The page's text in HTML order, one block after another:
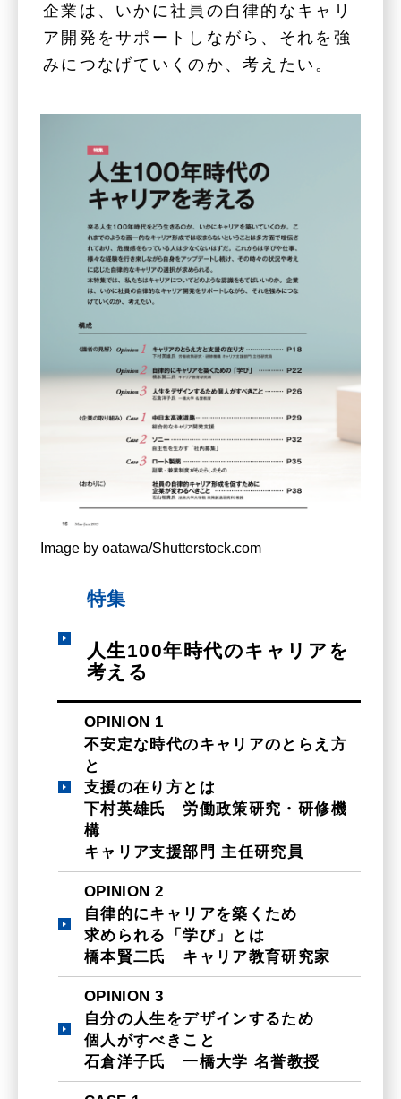
企業は、いかに社員の自律的なキャリ
ア開発をサポートしながら、それを強
みにつなげていくのか、考えたい。
Image by oatawa/Shutterstock.com
特集
人生100年時代のキャリアを
考える
OPINION 1
不安定な時代のキャリアのとらえ方
と
支援の在り方とは
下村英雄氏 労働政策研究・研修機
構
キャリア支援部門 主任研究員
OPINION 2
自律的にキャリアを築くため
求められる「学び」とは
橋本賢二氏 キャリア教育研究家
OPINION 3
自分の人生をデザインするため
個人がすべきこと
石倉洋子氏 一橋大学 名誉教授